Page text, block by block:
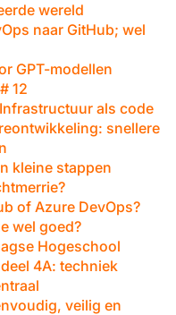
wereld
naar GitHub; wel
GPT-modellen
12
als code
snellere
kleine stappen
of Azure DevOps?
wel goed?
Hogeschool
4A: techniek
veilig en